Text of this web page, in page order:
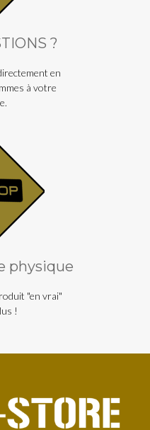
?
en
à votre
physique
"en vrai"
!